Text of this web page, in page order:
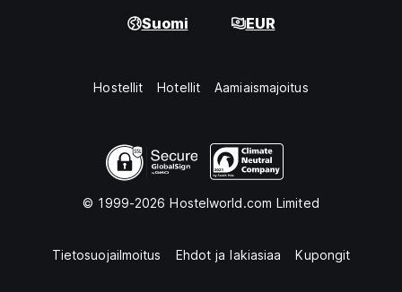
Suomi EUR
Hostellit Hotellit Aamiaismajoitus
© 1999-2026 Hostelworld.com Limited
Tietosuojailmoitus Ehdot ja lakiasiaa Kupongit